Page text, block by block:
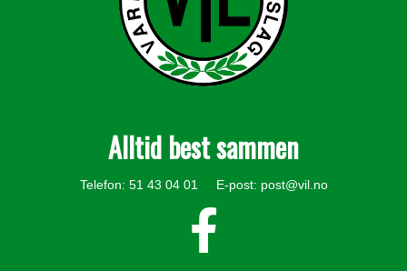
Alltid best sammen
Telefon: 51 43 04 01 E-post: post@vil.no